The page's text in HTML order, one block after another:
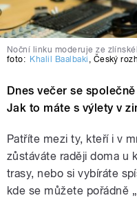
Noční linku moderuje ze
foto: Khalil Baalbaki , Český
Dnes večer se
Jak to máte s výlety v
Patříte mezi ty, kteří i v
zůstáváte raději doma u
trasy, nebo si vybíráte
kde se můžete pořádně